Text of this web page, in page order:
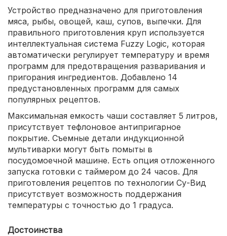
Устройство предназначено для приготовления
мяса, рыбы, овощей, каш, супов, выпечки. Для
правильного приготовления круп используется
интеллектуальная система Fuzzy Logic, которая
автоматически регулирует температуру и время
программ для предотвращения разваривания и
пригорания ингредиентов. Добавлено 14
предустановленных программ для самых
популярных рецептов.
Максимальная емкость чаши составляет 5 литров,
присутствует тефлоновое антипригарное
покрытие. Съемные детали индукционной
мультиварки могут быть помыты в
посудомоечной машине. Есть опция отложенного
запуска готовки с таймером до 24 часов. Для
приготовления рецептов по технологии Су-Вид
присутствует возможность поддержания
температуры с точностью до 1 градуса.
Достоинства